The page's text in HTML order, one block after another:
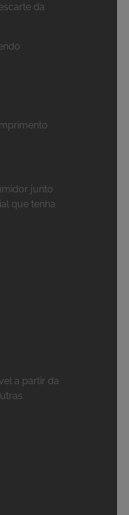
da
junto
que tenha
a partir da